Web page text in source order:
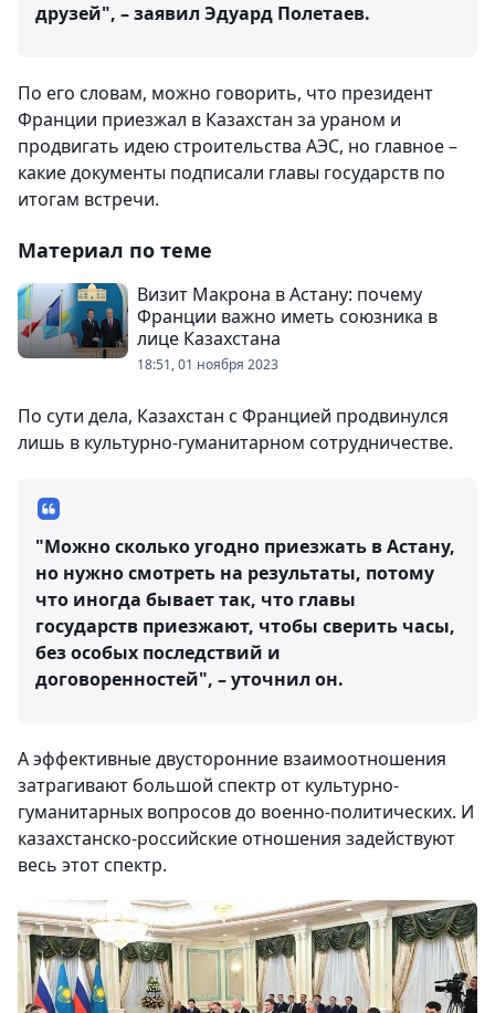
друзей", – заявил Эдуард Полетаев.
По его словам, можно говорить, что президент
Франции приезжал в Казахстан за ураном и
продвигать идею строительства АЭС, но главное –
какие документы подписали главы государств по
итогам встречи.
Материал по теме
Визит Макрона в Астану: почему
Франции важно иметь союзника в
лице Казахстана
18:51, 01 ноября 2023
По сути дела, Казахстан с Францией продвинулся
лишь в культурно-гуманитарном сотрудничестве.
"Можно сколько угодно приезжать в Астану,
но нужно смотреть на результаты, потому
что иногда бывает так, что главы
государств приезжают, чтобы сверить часы,
без особых последствий и
договоренностей", – уточнил он.
А эффективные двусторонние взаимоотношения
затрагивают большой спектр от культурно-
гуманитарных вопросов до военно-политических. И
казахстанско-российские отношения задействуют
весь этот спектр.